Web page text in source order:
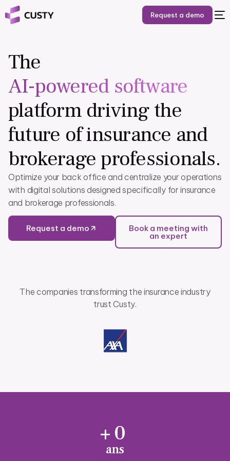
Request a demo
The
AI-powered software
platform driving the
future of insurance and
brokerage professionals.
Optimize your back office and centralize your operations
with digital solutions designed specifically for insurance
and brokerage professionals.
Request a demo Book a meeting with
an expert
The companies transforming the insurance industry
trust Custy.
+0
ans